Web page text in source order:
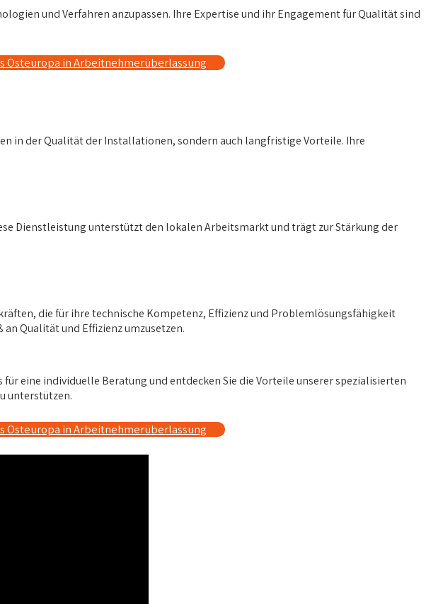
und Verfahren anzupassen. Ihre Expertise und ihr Engagement für Qualität sind
Osteuropa in Arbeitnehmerüberlassung
in der Qualität der Installationen, sondern auch langfristige Vorteile. Ihre
Dienstleistung unterstützt den lokalen Arbeitsmarkt und trägt zur Stärkung der
die für ihre technische Kompetenz, Effizienz und Problemlösungsfähigkeit
Qualität und Effizienz umzusetzen.
eine individuelle Beratung und entdecken Sie die Vorteile unserer spezialisierten
unterstützen.
Osteuropa in Arbeitnehmerüberlassung